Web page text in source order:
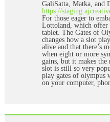
GaliSatta, Matka, and
https://
For those eager to
Lottoland, which offer
tablet. The Gates of
changes how a slot
alive and that there’s
when eight or more
gains, but it makes
slot is still so very
play gates of olympus
on your computer,